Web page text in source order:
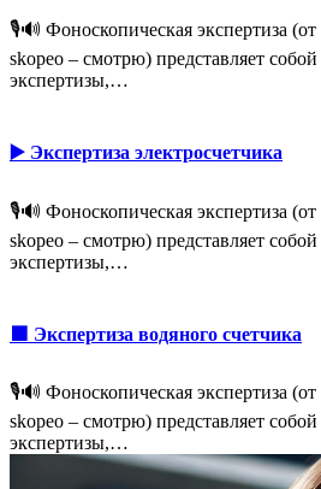
🎙️🔊 Фоноскопическая экспертиза (от
skopeo – смотрю) представляет
экспертизы,…
▶️ Экспертиза электросчетчика
🎙️🔊 Фоноскопическая экспертиза (от
skopeo – смотрю) представляет
экспертизы,…
🟩 Экспертиза водяного счетчика
🎙️🔊 Фоноскопическая экспертиза (от
skopeo – смотрю) представляет
экспертизы,…